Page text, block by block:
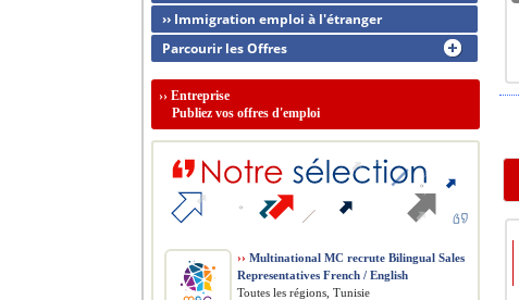
›› Immigration emploi à l'étranger
Parcourir les Offres
›› Entreprise
Publiez vos offres d'emploi
›› Multinational MC recrute Bilingual Sales
Representatives French / English
Toutes les régions, Tunisie